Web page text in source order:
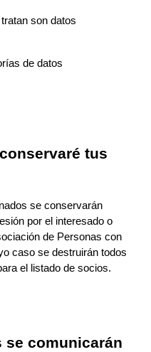
son datos
de datos
tus
se conservarán
por el interesado o
de Personas con
caso se destruirán todos
a el listado de socios.
se comunicarán